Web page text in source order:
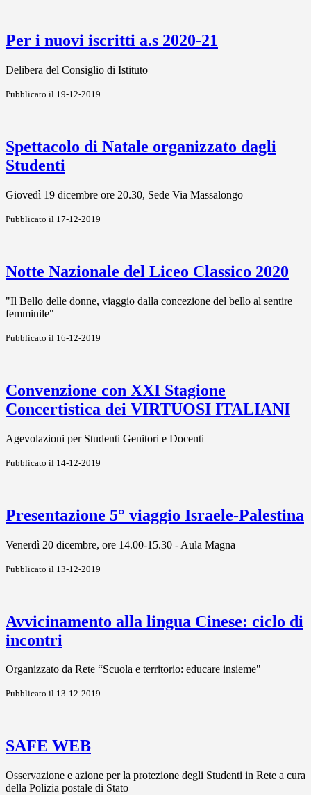
Per i nuovi iscritti a.s 2020-21
Delibera del Consiglio di Istituto
Pubblicato il 19-12-2019
Spettacolo di Natale organizzato dagli
Studenti
Giovedì 19 dicembre ore 20.30, Sede Via Massalongo
Pubblicato il 17-12-2019
Notte Nazionale del Liceo Classico 2020
"Il Bello delle donne, viaggio dalla concezione del bello al sentire
femminile"
Pubblicato il 16-12-2019
Convenzione con XXI Stagione
Concertistica dei VIRTUOSI ITALIANI
Agevolazioni per Studenti Genitori e Docenti
Pubblicato il 14-12-2019
Presentazione 5° viaggio Israele-Palestina
Venerdì 20 dicembre, ore 14.00-15.30 - Aula Magna
Pubblicato il 13-12-2019
Avvicinamento alla lingua Cinese: ciclo di
incontri
Organizzato da Rete “Scuola e territorio: educare insieme"
Pubblicato il 13-12-2019
SAFE WEB
Osservazione e azione per la protezione degli Studenti in Rete a cura
della Polizia postale di Stato